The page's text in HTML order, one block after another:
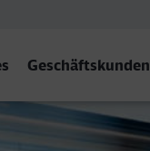
Geschäftskunden
Hbf